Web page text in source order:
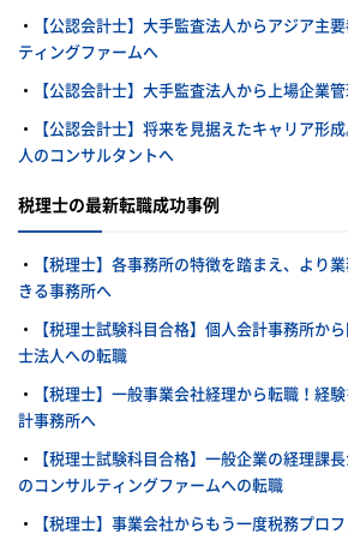
・
【公認会計士】大手監査法人からアジア主
ティングファームへ
・
【公認会計士】大手監査法人から上場企業管
・
【公認会計士】将来を見据えたキャリア形
人のコンサルタントへ
税理士の最新転職成功事例
・
【税理士】各事務所の特徴を踏まえ、より
きる事務所へ
・
【税理士試験科目合格】個人会計事務所か
士法人への転職
・
【税理士】一般事業会社経理から転職！経
計事務所へ
・
【税理士試験科目合格】一般企業の経理課
のコンサルティングファームへの転職
・
【税理士】事業会社からもう一度税務プロ